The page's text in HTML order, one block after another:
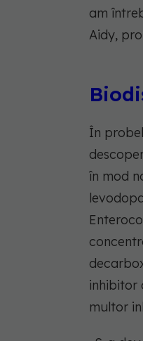
am
Aidy,
În
în mod
inhibitor
multor